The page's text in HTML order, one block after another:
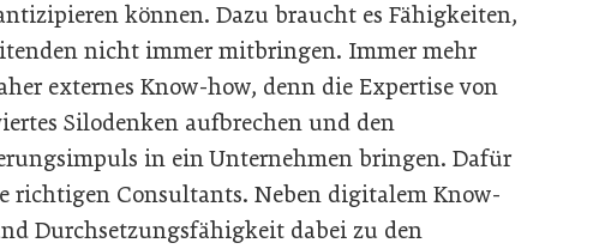
können. Dazu braucht es Fähigkeiten,
nicht immer mitbringen. Immer mehr
externes Know-how, denn die Expertise von
Silodenken aufbrechen und den
in ein Unternehmen bringen. Dafür
richtigen Consultants. Neben digitalem Know-
Durchsetzungsfähigkeit dabei zu den